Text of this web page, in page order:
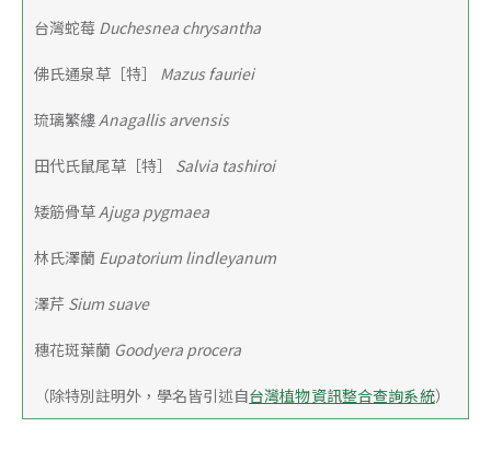
台灣蛇莓 Duchesnea chrysantha
佛氏通泉草［特］ Mazus fauriei
琉璃繁縷 Anagallis arvensis
田代氏鼠尾草［特］ Salvia tashiroi
矮筋骨草 Ajuga pygmaea
林氏澤蘭 Eupatorium lindleyanum
澤芹 Sium suave
穗花斑葉蘭 Goodyera procera
（除特別註明外，學名皆引述自台灣植物資訊整合查詢系統）